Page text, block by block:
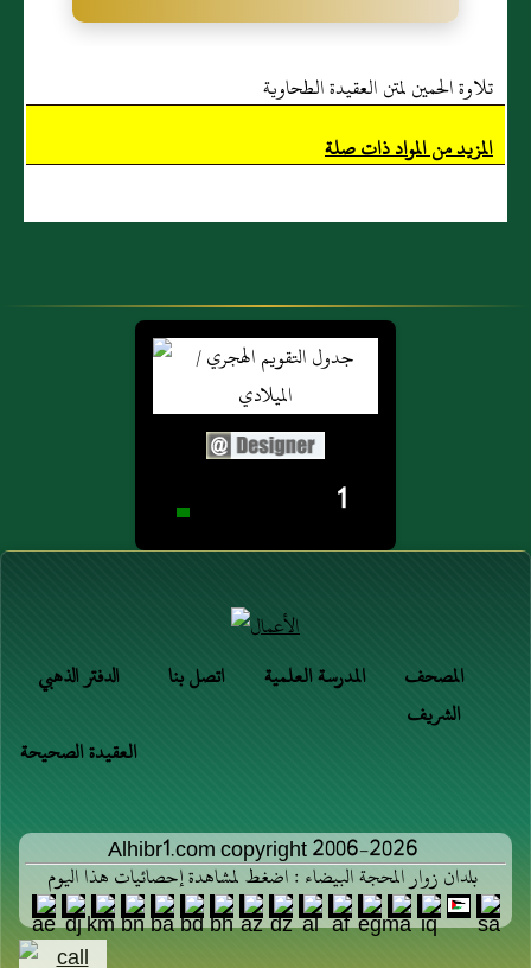
تلاوة الحمين لمتن العقيدة الطحاوية
المزيد من المواد ذات صلة
1
الدفتر الذهبي اتصل بنا المدرسة العلمية
المصحف
الشريف
العقيدة الصحيحة
Alhibr1.com copyright 2006-2026
بلدان زوار المحجة البيضاء : اضغط لمشاهدة إحصائيات هذا اليوم